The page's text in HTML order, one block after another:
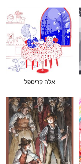
אלה קריספל